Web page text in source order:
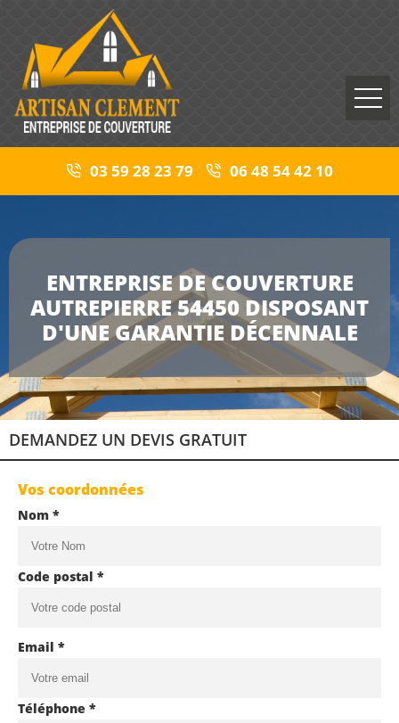
03 59 28 23 79 06 48 54 42 10
ENTREPRISE DE COUVERTURE
AUTREPIERRE 54450 DISPOSANT
D'UNE GARANTIE DÉCENNALE
DEMANDEZ UN DEVIS GRATUIT
Vos coordonnées
Nom *
Code postal *
Email *
Téléphone *